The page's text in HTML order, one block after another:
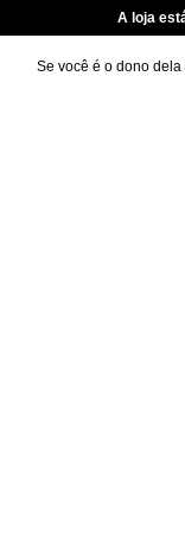
A loja
Se você é o dono